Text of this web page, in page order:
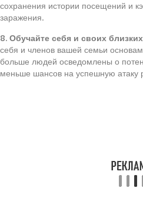
сохранения истории посещений и
заражения.
8. Обучайте себя и своих
себя и членов вашей семьи
больше людей осведомлены о
меньше шансов на успешную атаку